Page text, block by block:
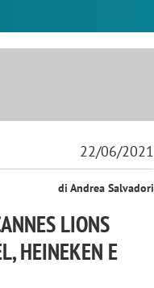
22/06/2021
di Andrea Salvadori
LIONS
HEINEKEN E